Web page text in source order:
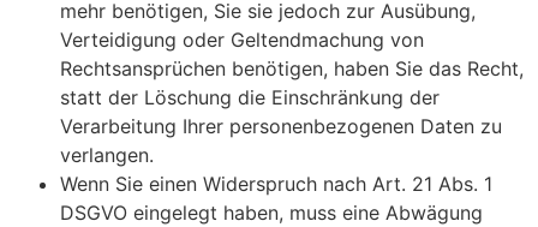
mehr benötigen, Sie sie jedoch zur Ausübung,
Verteidigung oder Geltendmachung von
Rechtsansprüchen benötigen, haben Sie das Recht,
statt der Löschung die Einschränkung der
Verarbeitung Ihrer personenbezogenen Daten zu
verlangen.
Wenn Sie einen Widerspruch nach Art. 21 Abs. 1
DSGVO eingelegt haben, muss eine Abwägung